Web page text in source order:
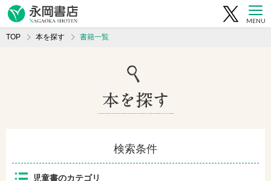
MENU
TOP 本を探す 書籍一覧
検索条件
児童書のカテゴリ